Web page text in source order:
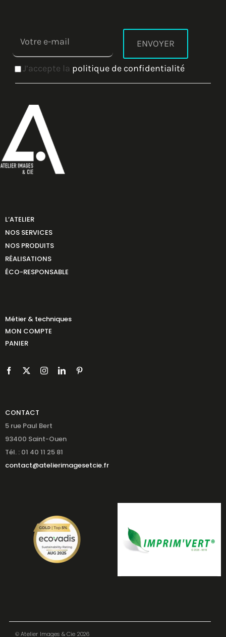
J’accepte la politique de confidentialité
L’ATELIER
NOS SERVICES
NOS PRODUITS
RÉALISATIONS
ÉCO-RESPONSABLE
Métier & techniques
MON COMPTE
PANIER
CONTACT
5 rue Paul Bert
93400 Saint-Ouen
Tél. : 01 40 11 25 81
contact@atelierimagesetcie.fr
© Atelier Images & Cie 2026